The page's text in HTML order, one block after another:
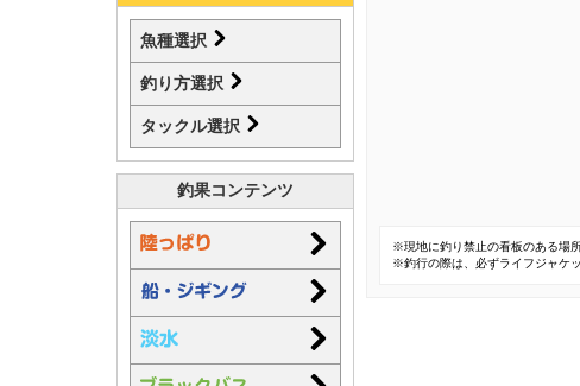
魚種選択
釣り方選択
タックル選択
釣果コンテンツ
※現地に釣り禁止の看板のある場
※釣行の際は、必ずライフジャケ